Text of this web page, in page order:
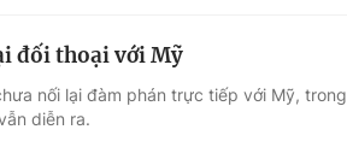
đối thoại với Mỹ
nối lại đàm phán trực tiếp với Mỹ,
diễn ra.